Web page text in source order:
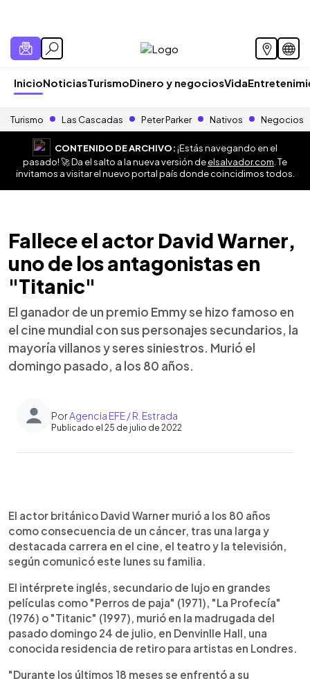
InicioNoticiasTurismoDinero y negociosVida
Turismo Las Cascadas Peter Parker Nativos Negocios
CONTENIDO DE ARCHIVO:¡Estás navegando en el
pasado! 🚀 Da el salto a la nueva versión deelsalvador.com . Te
invitamos a visitar el nuevo portal país donde coincidimos todos.
Fallece el actor David Warner,
uno de los antagonistas en
"Titanic"
El ganador de un premio Emmy se hizo famoso en
el cine mundial con sus personajes secundarios, la
mayoría villanos y seres siniestros. Murió el
domingo pasado, a los 80 años.
PorAgencia EFE / R. Estrada
Publicado el 25 de julio de 2022
► Escuchar artículo
El actor británico David Warner murió a los 80 años
como consecuencia de un cáncer, tras una larga y
destacada carrera en el cine, el teatro y la televisión,
según comunicó este lunes su familia.
El intérprete inglés, secundario de lujo en grandes
películas como "Perros de paja" (1971), "La Profecía"
(1976) o "Titanic" (1997), murió en la madrugada del
pasado domingo 24 de julio, en Denvinlle Hall, una
conocida residencia de retiro para artistas en Londres.
"Durante los últimos 18 meses se enfrentó a su